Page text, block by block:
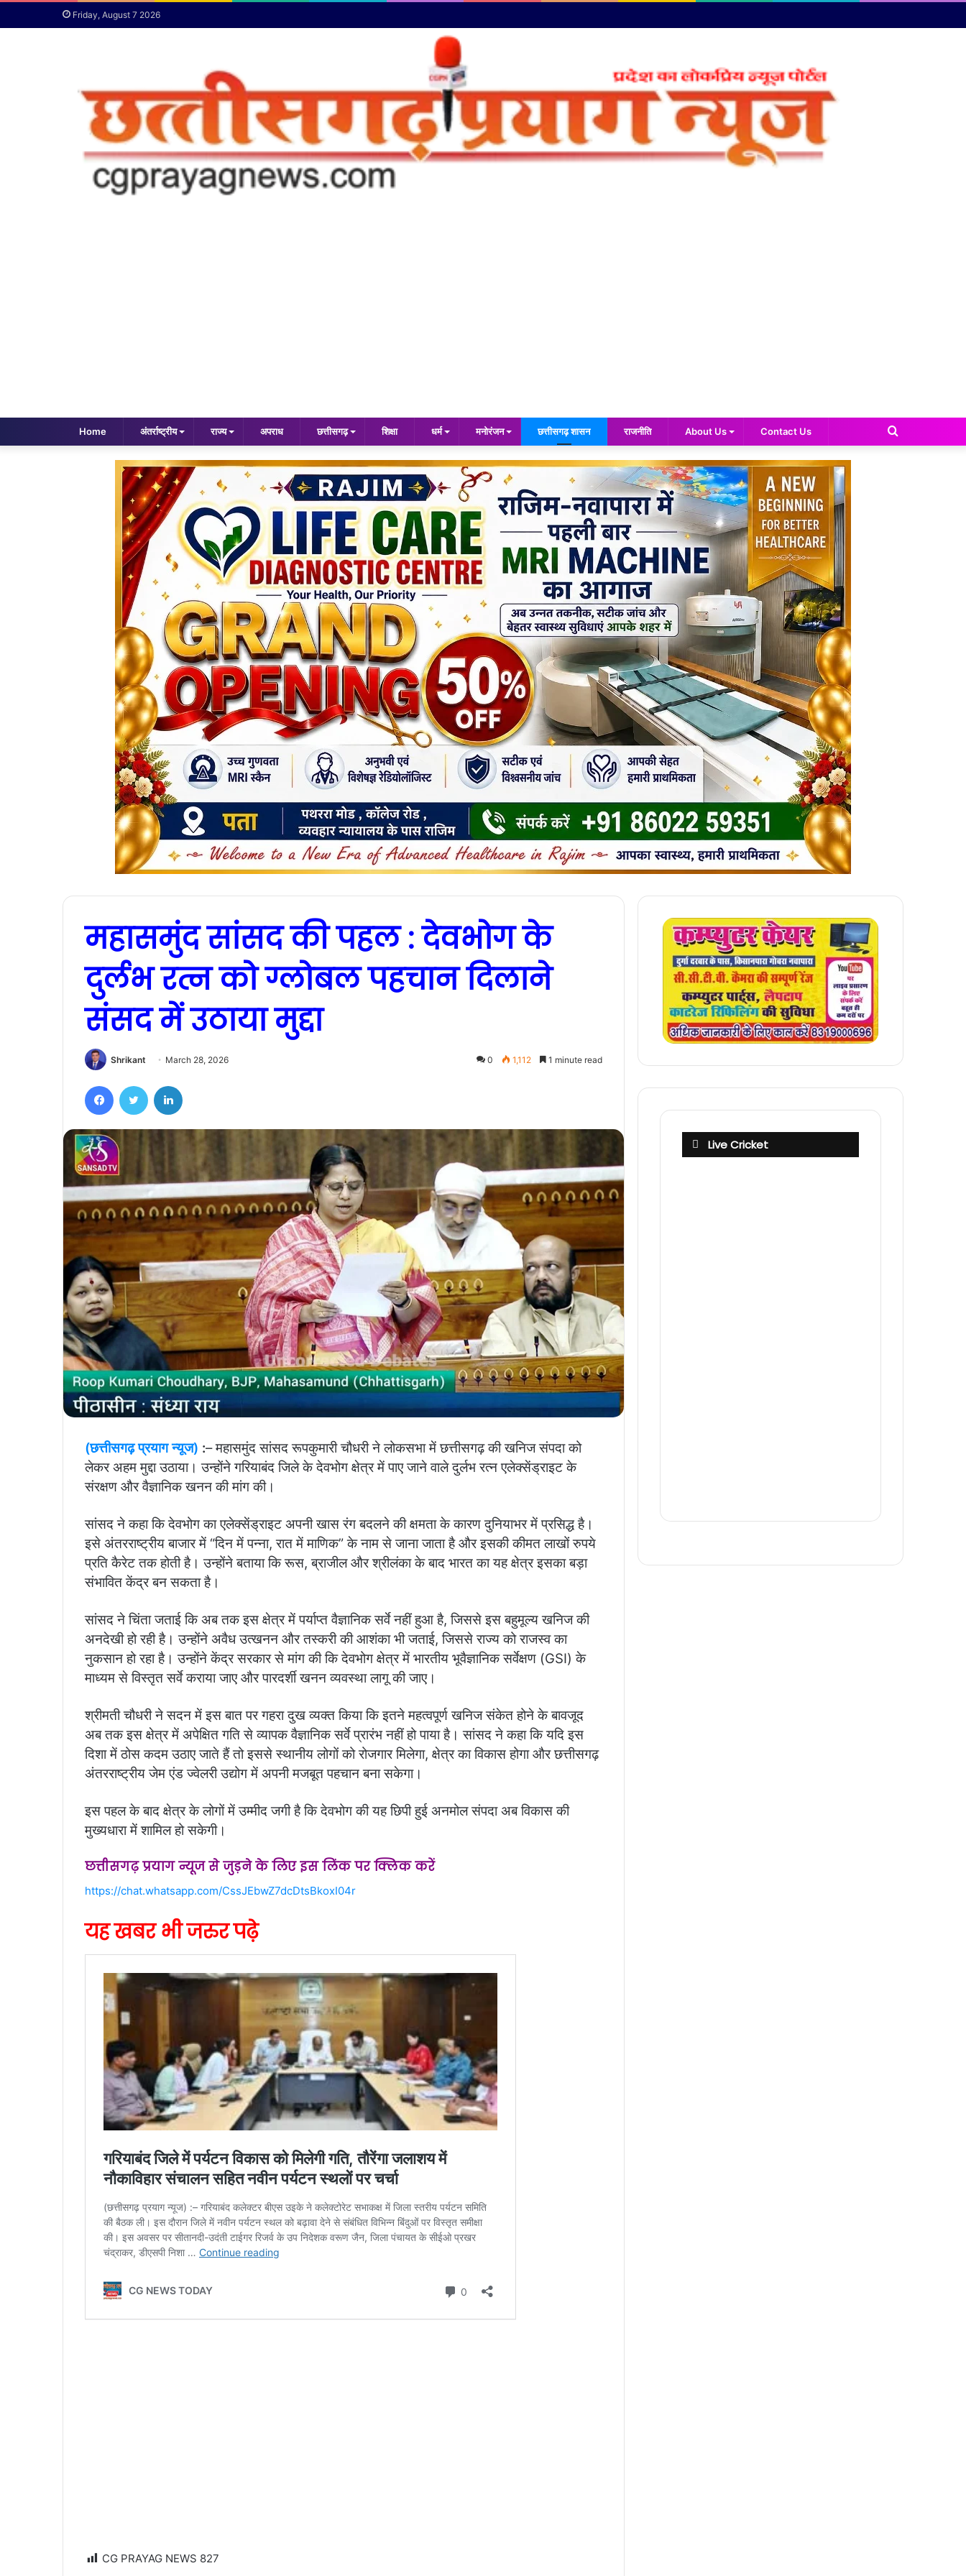
Friday, August 7 2026
Home अंतर्राष्ट्रीय राज्य अपराध छत्तीसगढ़ शिक्षा धर्म मनोरंजन छत्तीसगढ़ शासन राजनीति About Us Contact Us
Search
महासमुंद सांसद की पहल : देवभोग के
दुर्लभ रत्न को ग्लोबल पहचान दिलाने
संसद में उठाया मुद्दा
Shrikant March 28, 2026 0 1,112 1 minute read
(छत्तीसगढ़ प्रयाग न्यूज) :– महासमुंद सांसदरूपकुमारी चौधरीने लोकसभा में छत्तीसगढ़ की खनिज संपदा को
लेकर अहम मुद्दा उठाया। उन्होंने गरियाबंद जिले के देवभोग क्षेत्र में पाए जाने वाले दुर्लभ रत्नएलेक्सेंड्राइटके
संरक्षण और वैज्ञानिक खनन की मांग की।
सांसद ने कहा कि देवभोग का एलेक्सेंड्राइट अपनी खास रंग बदलने की क्षमता के कारण दुनियाभर में प्रसिद्ध है।
इसे अंतरराष्ट्रीय बाजार में “दिन में पन्ना, रात में माणिक” के नाम से जाना जाता है और इसकी कीमत लाखों रुपये
प्रति कैरेट तक होती है। उन्होंने बताया कि रूस, ब्राजील और श्रीलंका के बाद भारत का यह क्षेत्र इसका बड़ा
संभावित केंद्र बन सकता है।
सांसद ने चिंता जताई कि अब तक इस क्षेत्र में पर्याप्त वैज्ञानिक सर्वे नहीं हुआ है, जिससे इस बहुमूल्य खनिज की
अनदेखी हो रही है। उन्होंने अवैध उत्खनन और तस्करी की आशंका भी जताई, जिससे राज्य को राजस्व का
नुकसान हो रहा है। उन्होंने केंद्र सरकार से मांग की कि देवभोग क्षेत्र में भारतीय भूवैज्ञानिक सर्वेक्षण (GSI) के
माध्यम से विस्तृत सर्वे कराया जाए और पारदर्शी खनन व्यवस्था लागू की जाए।
श्रीमती चौधरी ने सदन में इस बात पर गहरा दुख व्यक्त किया कि इतने महत्वपूर्ण खनिज संकेत होने के बावजूद
अब तक इस क्षेत्र में अपेक्षित गति से व्यापक वैज्ञानिक सर्वे प्रारंभ नहीं हो पाया है। सांसद ने कहा कि यदि इस
दिशा में ठोस कदम उठाए जाते हैं तो इससे स्थानीय लोगों को रोजगार मिलेगा, क्षेत्र का विकास होगा और छत्तीसगढ़
अंतरराष्ट्रीय जेम एंड ज्वेलरी उद्योग में अपनी मजबूत पहचान बना सकेगा।
इस पहल के बाद क्षेत्र के लोगों में उम्मीद जगी है कि देवभोग की यह छिपी हुई अनमोल संपदा अब विकास की
मुख्यधारा में शामिल हो सकेगी।
छत्तीसगढ़ प्रयाग न्यूज से जुड़ने के लिए इस लिंक पर क्लिक करें
https://chat.whatsapp.com/CssJEbwZ7dcDtsBkoxI04r
यह खबर भी जरुर पढ़े
CG PRAYAG NEWS 827
Live Cricket